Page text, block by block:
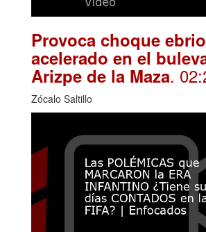
Provoca choque ebrio
acelerado en el
Arizpe de la Maza.
Zócalo Saltillo